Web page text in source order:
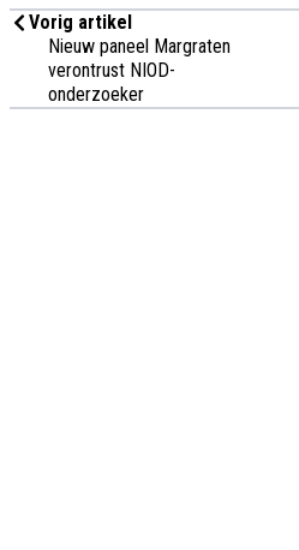
Vorig artikel
Nieuw paneel Margraten
verontrust NIOD-
onderzoeker